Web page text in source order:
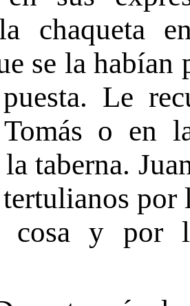
chaqueta
se la habían
Le
o en
taberna.
por
cosa y por